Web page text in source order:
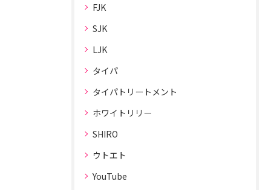
FJK
SJK
LJK
タイパ
タイパトリートメント
ホワイトリリー
SHIRO
ウトエト
YouTube